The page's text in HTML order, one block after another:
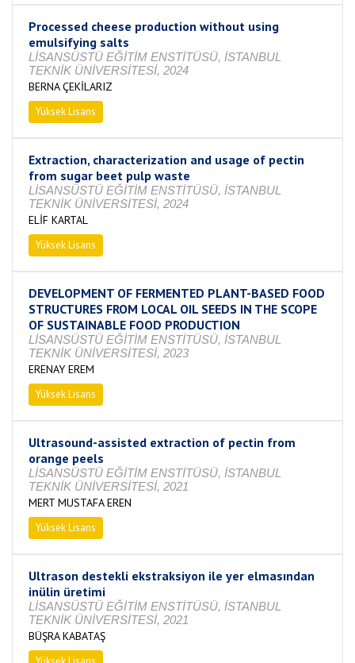
Processed cheese production without using
emulsifying salts
LİSANSÜSTÜ EĞİTİM ENSTİTÜSÜ, İSTANBUL
TEKNİK ÜNİVERSİTESİ, 2024
BERNA ÇEKİLARIZ
Yüksek Lisans
Extraction, characterization and usage of pectin
from sugar beet pulp waste
LİSANSÜSTÜ EĞİTİM ENSTİTÜSÜ, İSTANBUL
TEKNİK ÜNİVERSİTESİ, 2024
ELİF KARTAL
Yüksek Lisans
DEVELOPMENT OF FERMENTED PLANT-BASED FOOD
STRUCTURES FROM LOCAL OIL SEEDS IN THE SCOPE
OF SUSTAINABLE FOOD PRODUCTION
LİSANSÜSTÜ EĞİTİM ENSTİTÜSÜ, İSTANBUL
TEKNİK ÜNİVERSİTESİ, 2023
ERENAY EREM
Yüksek Lisans
Ultrasound-assisted extraction of pectin from
orange peels
LİSANSÜSTÜ EĞİTİM ENSTİTÜSÜ, İSTANBUL
TEKNİK ÜNİVERSİTESİ, 2021
MERT MUSTAFA EREN
Yüksek Lisans
Ultrason destekli ekstraksiyon ile yer elmasından
inülin üretimi
LİSANSÜSTÜ EĞİTİM ENSTİTÜSÜ, İSTANBUL
TEKNİK ÜNİVERSİTESİ, 2021
BÜŞRA KABATAŞ